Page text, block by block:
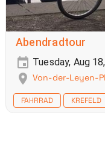
Abendradtour
Tuesday, Aug
Von-der-Leyen-
FAHRRAD KREFELD